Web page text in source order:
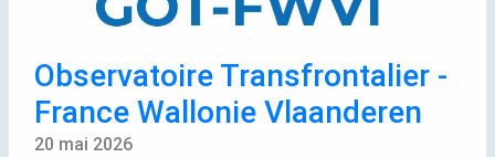
Observatoire Transfrontalier -
France Wallonie Vlaanderen
20 mai 2026